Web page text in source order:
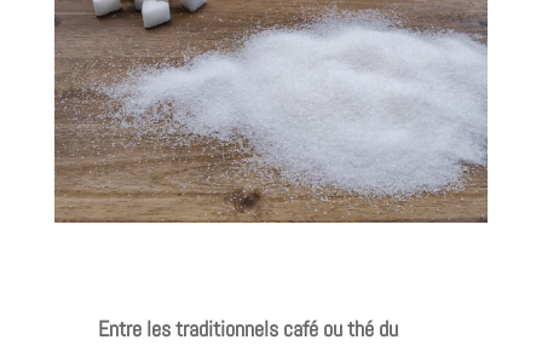
Entre les traditionnels café ou thé du